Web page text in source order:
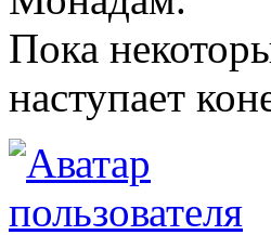
Пока
наступает